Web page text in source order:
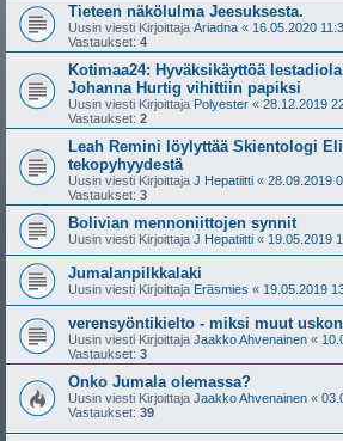
Tieteen näkölulma Jeesuksesta.
Uusin viesti Kirjoittaja Ariadna « 16.05.2020
Vastaukset: 4
Kotimaa24: Hyväksikäyttöä
Johanna Hurtig vihittiin papiksi
Uusin viesti Kirjoittaja Polyester « 28.12.2019
Vastaukset: 2
Leah Remini löylyttää Skientologi
tekopyhyydestä
Uusin viesti Kirjoittaja J Hepatiitti « 28.09.2019
Vastaukset: 3
Bolivian mennoniittojen synnit
Uusin viesti Kirjoittaja J Hepatiitti « 19.05.2019
Jumalanpilkkalaki
Uusin viesti Kirjoittaja Eräsmies « 19.05.2019
verensyöntikielto - miksi muut
Uusin viesti Kirjoittaja Jaakko Ahvenainen «
Vastaukset: 3
Onko Jumala olemassa?
Uusin viesti Kirjoittaja Jaakko Ahvenainen «
Vastaukset: 39